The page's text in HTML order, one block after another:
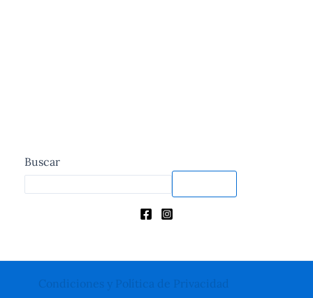
Buscar
Condiciones y Política de Privacidad